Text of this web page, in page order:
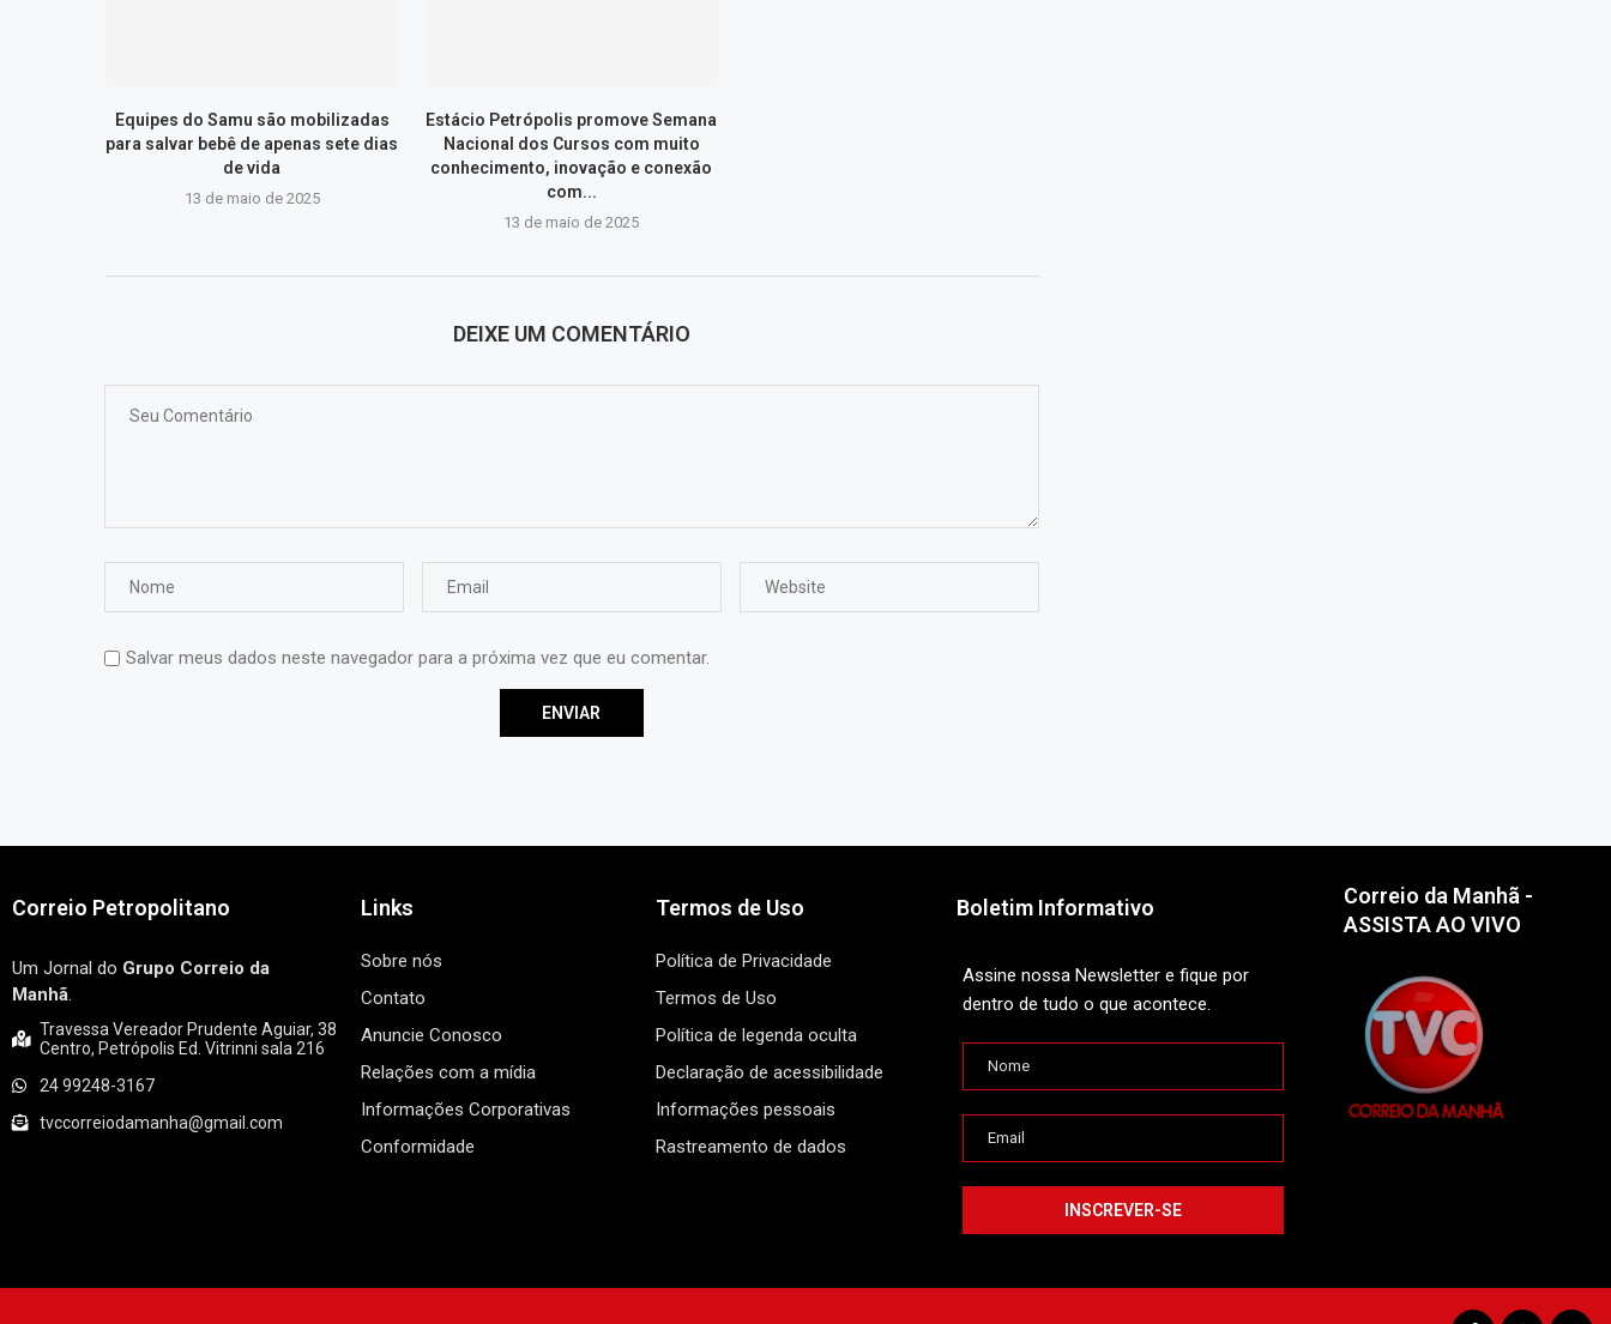
Equipes do Samu são mobilizadas
para salvar bebê de apenas sete dias
de vida
13 de maio de 2025
Estácio Petrópolis promove Semana
Nacional dos Cursos com muito
conhecimento, inovação e conexão
com...
13 de maio de 2025
DEIXE UM COMENTÁRIO
Salvar meus dados neste navegador para a próxima vez que eu comentar.
Correio Petropolitano
Um Jornal do Grupo Correio da
Manhã.
Travessa Vereador Prudente Aguiar, 38
Centro, Petrópolis Ed. Vitrinni sala 216
24 99248-3167
tvccorreiodamanha@gmail.com
Links
Sobre nós
Contato
Anuncie Conosco
Relações com a mídia
Informações Corporativas
Conformidade
Termos de Uso
Política de Privacidade
Termos de Uso
Política de legenda oculta
Declaração de acessibilidade
Informações pessoais
Rastreamento de dados
Boletim Informativo
Assine nossa Newsletter e fique por
dentro de tudo o que acontece.
Correio da Manhã -
ASSISTA AO VIVO